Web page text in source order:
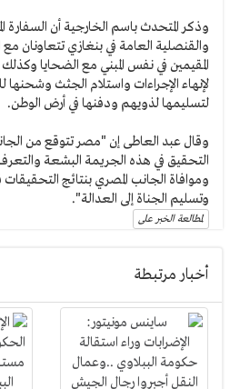
وذكر المتحدث باسم الخارجية أن السفارة
والقنصلية العامة في بنغازي تتعاونان مع
المقيمين في نفس المبني مع الضحايا
لإنهاء الإجراءات واستلام الجثث وشحنها
لتسليمها لذويهم ودفنها في أرض الوطن.
وقال عبد العاطى إن "مصر تتوقع من
التحقيق في هذه الجريمة البشعة
وموافاة الجانب المصري بنتائج
وتسليم الجناة إلى العدالة".
لمطالعة الخبر على
أخبار مرتبطة